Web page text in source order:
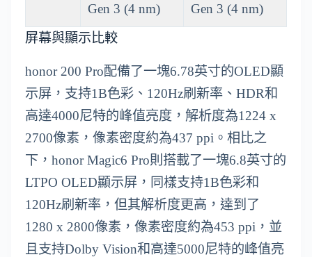
Gen 3 (4 nm)
Gen 3 (4 nm)
屏幕與顯示比較
honor 200 Pro配備了一塊6.78英寸的OLED顯
示屏，支持1B色彩、120Hz刷新率、HDR和
高達4000尼特的峰值亮度，解析度為1224 x
2700像素，像素密度約為437 ppi。相比之
下，honor Magic6 Pro則搭載了一塊6.8英寸的
LTPO OLED顯示屏，同樣支持1B色彩和
120Hz刷新率，但其解析度更高，達到了
1280 x 2800像素，像素密度約為453 ppi，並
且支持Dolby Vision和高達5000尼特的峰值亮